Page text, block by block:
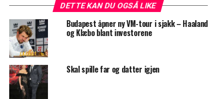
DETTE KAN DU OGSÅ LIKE
Budapest åpner ny VM-tour i sjakk – Haaland
og Klæbo blant investorene
Skal spille far og datter igjen